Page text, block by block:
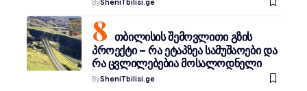
თბილისის შემოვლითი გზის
პროექტი – რა ეტაპზეა სამუშაოები და
რა ცვლილებებია მოსალოდნელი
BySheniTbilisi.ge